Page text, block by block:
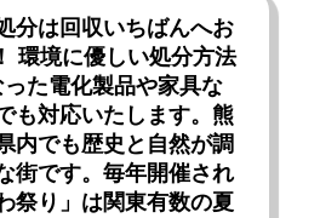
分は回収いちばんへお
環境に優しい処分方法
た電化製品や家具な
も対応いたします。熊
内でも歴史と自然が調
街です。毎年開催され
祭り」は関東有数の夏